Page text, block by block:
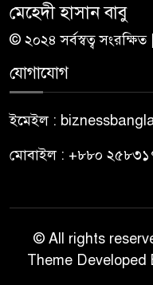
মেহেদী হাসান বাবু
© ২০২৪ সর্বস্বত্ব
যোগাযোগ
ইমেইল :
মোবাইল : +৮৮০
© All rights
Theme Developed